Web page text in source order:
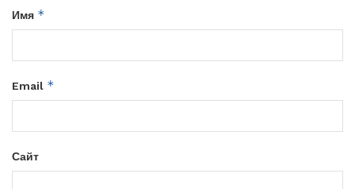
Имя *
Email *
Сайт